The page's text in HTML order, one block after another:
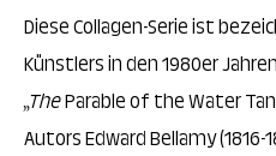
Diese Collagen-Serie ist
Künstlers in den 1980er
„TheParable of the Water
Autors Edward Bellamy (1816-